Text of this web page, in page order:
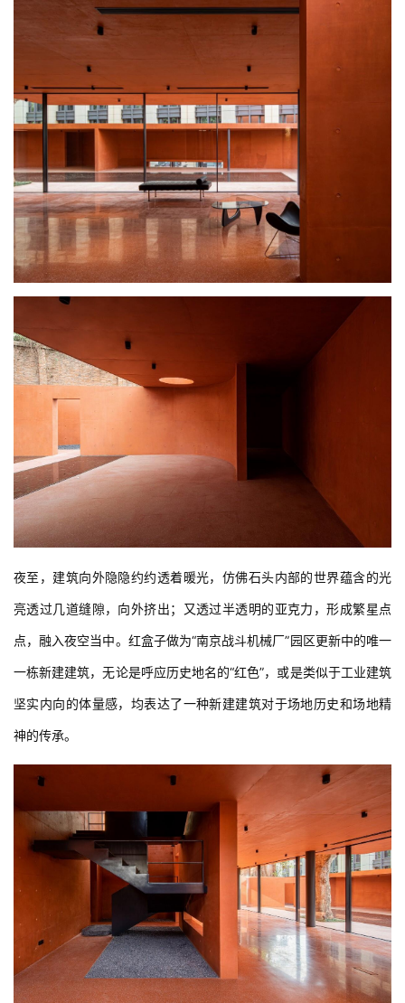
市
与
景
观
筑
专
教
速
工
作
流
登录 注册
夜至，建筑向外隐隐约约透着暖光，仿佛石头内部的世界蕴含的光
亮透过几道缝隙，向外挤出；又透过半透明的亚克力，形成繁星点
点，融入夜空当中。红盒子做为“南京战斗机械厂”园区更新中的唯一
一栋新建建筑，无论是呼应历史地名的“红色”，或是类似于工业建筑
坚实内向的体量感，均表达了一种新建建筑对于场地历史和场地精
神的传承。